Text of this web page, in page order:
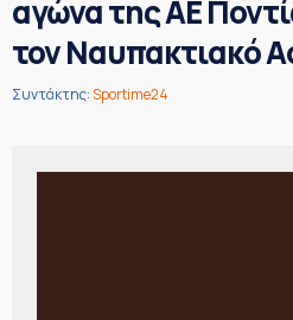
αγώνα της ΑΕ
τον Ναυπακτιακό
Συντάκτης:Sportime24